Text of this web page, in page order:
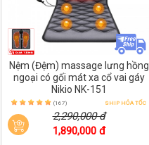
Nệm (Đệm) massage lưng hồng
ngoại có gối mát xa cổ vai gáy
Nikio NK-151
(167) SHIP HỎA TỐC
2,290,000 đ
1,890,000 đ